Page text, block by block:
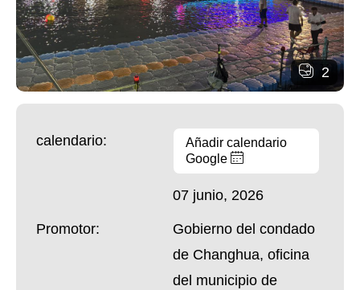
2
calendario:
Añadir calendario
Google
07 junio, 2026
Promotor:
Gobierno del condado
de Changhua, oficina
del municipio de